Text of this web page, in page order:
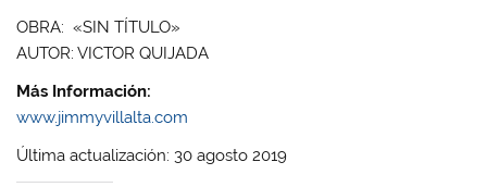
OBRA: «SIN TÍTULO»
AUTOR: VICTOR QUIJADA
Más Información:
www.jimmyvillalta.com
Última actualización: 30 agosto 2019